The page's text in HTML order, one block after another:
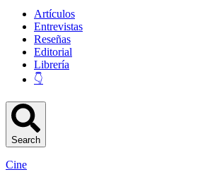
Artículos
Entrevistas
Reseñas
Editorial
Librería
👇
Search
Cine